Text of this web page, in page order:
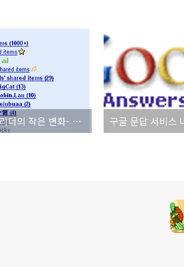
구글 리더의 작은 변화- 친구가 공유한 Feed보기